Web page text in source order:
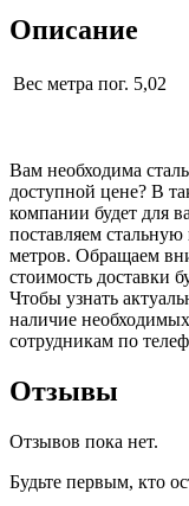
Описание
Вес метра пог. 5,02
Вам необходима
доступной цене? В
компании будет для
поставляем
метров. Обращаем
стоимость доставки
Чтобы узнать
наличие
сотрудникам по
Отзывы
Отзывов пока нет.
Будьте первым, кто